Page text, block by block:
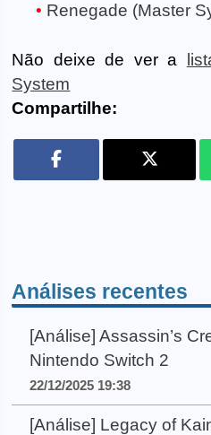
Renegade (Master
Não deixe de ver a
System
Compartilhe:
Análises recentes
[Análise] Assassin’s
Nintendo Switch 2
22/12/2025 19:38
[Análise] Legacy of